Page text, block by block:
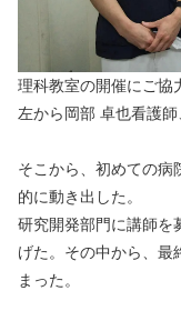
理科教室の開催にご協
左から岡部 卓也看護
そこから、初めての病
的に動き出した。
研究開発部門に講師を
げた。その中から、最
まった。